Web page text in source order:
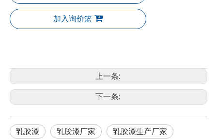
加入询价篮
上一条:
下一条:
乳胶漆 乳胶漆厂家 乳胶漆生产厂家